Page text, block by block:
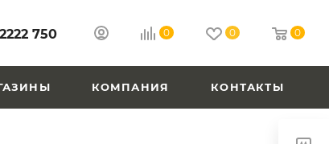
750 0 0 0
КОМПАНИЯ КОНТАКТЫ